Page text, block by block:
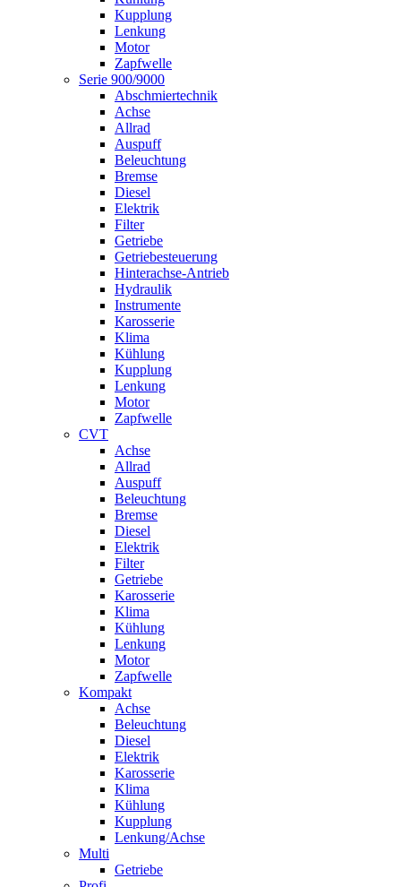
Kupplung
Lenkung
Motor
Zapfwelle
Serie 900/9000
Abschmiertechnik
Achse
Allrad
Auspuff
Beleuchtung
Bremse
Diesel
Elektrik
Filter
Getriebe
Getriebesteuerung
Hinterachse-Antrieb
Hydraulik
Instrumente
Karosserie
Klima
Kühlung
Kupplung
Lenkung
Motor
Zapfwelle
CVT
Achse
Allrad
Auspuff
Beleuchtung
Bremse
Diesel
Elektrik
Filter
Getriebe
Karosserie
Klima
Kühlung
Lenkung
Motor
Zapfwelle
Kompakt
Achse
Beleuchtung
Diesel
Elektrik
Karosserie
Klima
Kühlung
Kupplung
Lenkung/Achse
Multi
Getriebe